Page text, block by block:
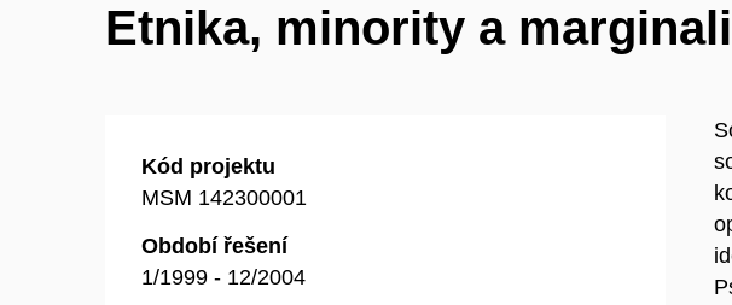
Etnika, minority a
Kód projektu
MSM 142300001
Období řešení
1/1999 - 12/2004